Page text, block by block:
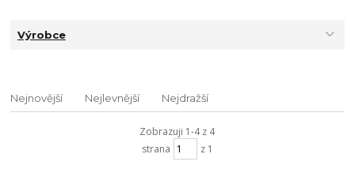
Výrobce
Nejnovější Nejlevnější Nejdražší
Zobrazuji 1-4 z 4
strana
z 1